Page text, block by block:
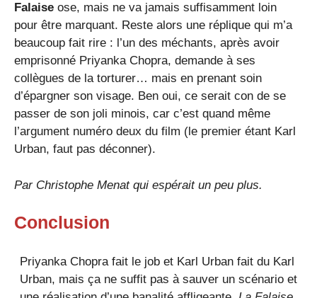
Falaise ose, mais ne va jamais suffisamment loin
pour être marquant. Reste alors une réplique qui m’a
beaucoup fait rire : l’un des méchants, après avoir
emprisonné Priyanka Chopra, demande à ses
collègues de la torturer… mais en prenant soin
d’épargner son visage. Ben oui, ce serait con de se
passer de son joli minois, car c’est quand même
l’argument numéro deux du film (le premier étant Karl
Urban, faut pas déconner).
Par Christophe Menatqui espérait un peu plus.
Conclusion
Priyanka Chopra fait le job et Karl Urban fait du Karl
Urban, mais ça ne suffit pas à sauver un scénario et